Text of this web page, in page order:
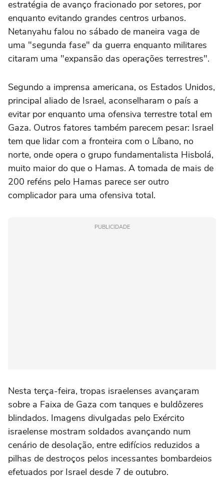
estratégia de avanço fracionado por setores, por
enquanto evitando grandes centros urbanos.
Netanyahu falou no sábado de maneira vaga de
uma "segunda fase" da guerra enquanto militares
citaram uma "expansão das operações terrestres".
Segundo a imprensa americana, os Estados Unidos,
principal aliado de Israel, aconselharam o país a
evitar por enquanto uma ofensiva terrestre total em
Gaza. Outros fatores também parecem pesar: Israel
tem que lidar com a fronteira com o Líbano, no
norte, onde opera o grupo fundamentalista Hisbolá,
muito maior do que o Hamas. A tomada de mais de
200 reféns pelo Hamas parece ser outro
complicador para uma ofensiva total.
PUBLICIDADE
Nesta terça-feira, tropas israelenses avançaram
sobre a Faixa de Gaza com tanques e buldôzeres
blindados. Imagens divulgadas pelo Exército
israelense mostram soldados avançando num
cenário de desolação, entre edifícios reduzidos a
pilhas de destroços pelos incessantes bombardeios
efetuados por Israel desde 7 de outubro.